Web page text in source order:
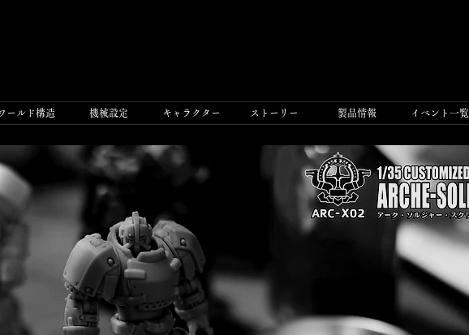
ールド構造 機械設定 ​キャラクター ストーリー 製品情報 イベント一覧